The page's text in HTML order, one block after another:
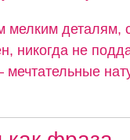
деталям,
никогда не